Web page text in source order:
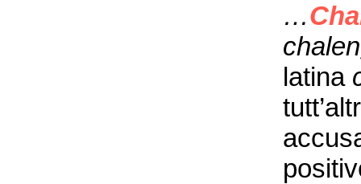
…
latina